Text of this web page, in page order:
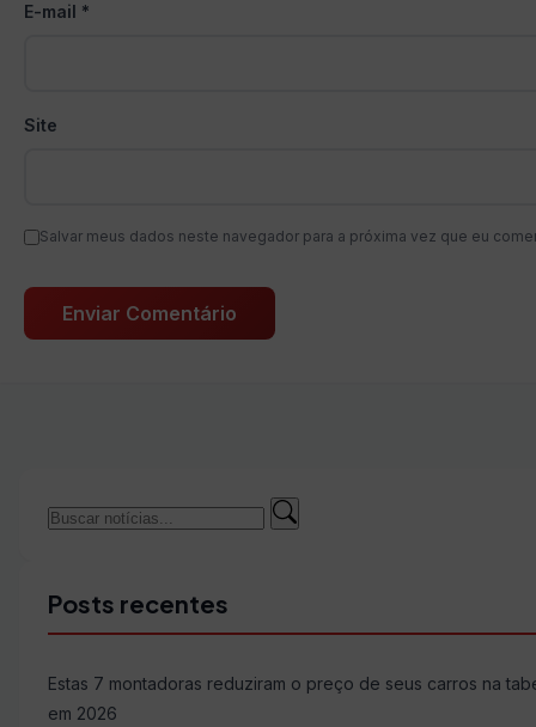
E-mail *
Site
Salvar meus dados neste navegador para a próxima vez que eu
Buscar
Buscar
Posts recentes
Estas 7 montadoras reduziram o preço de seus carros na
em 2026